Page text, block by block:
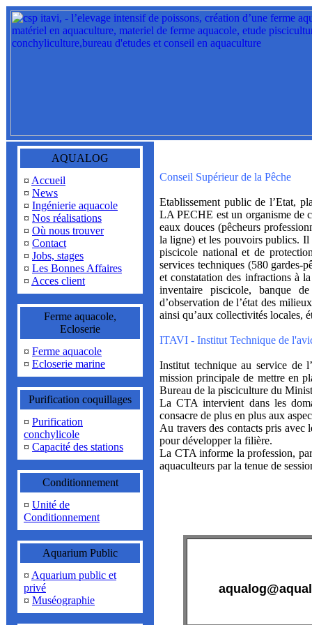
AQUALOG
¤ Accueil
¤ News
¤ Ingénierie aquacole
¤ Nos réalisations
¤ Où nous trouver
¤ Contact
¤ Jobs, stages
¤ Les Bonnes Affaires
¤ Acces client
Ferme aquacole,
Ecloserie
¤ Ferme aquacole
¤ Ecloserie marine
Purification coquillages
¤ Purification
conchylicole
¤ Capacité des stations
Conditionnement
¤ Unité de
Conditionnement
Aquarium Public
¤ Aquarium public et
privé
¤ Muséographie
Conseil Supérieur de la Pêche
Etablissement public de l’Etat,
LA PECHE est un organisme de
eaux douces (pêcheurs
la ligne) et les pouvoirs publics.
piscicole national et de
services techniques (580 gardes-
et constatation des infractions à
inventaire piscicole, banque
d’observation de l’état des
ainsi qu’aux collectivités locales,
ITAVI - Institut Technique de
Institut technique au service de
mission principale de mettre en
Bureau de la pisciculture du
La CTA intervient dans les
consacre de plus en plus aux
Au travers des contacts pris avec
pour développer la filière.
La CTA informe la profession,
aquaculteurs par la tenue de